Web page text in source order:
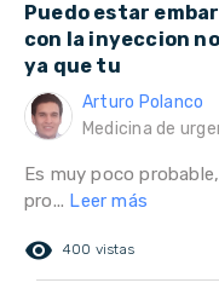
Puedo estar
con la inyeccion
ya que tu
Arturo Polanco
Medicina de
Es muy poco
pro... Leer más
remove_red_eye 400 vistas